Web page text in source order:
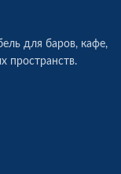
для баров, кафе,
пространств.